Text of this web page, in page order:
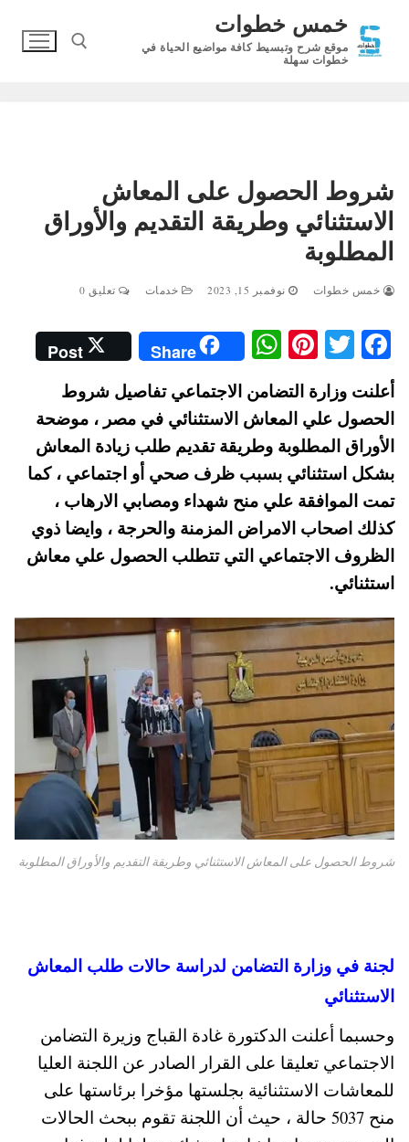
المحتوى
خمس خطوات
موقع شرح وتبسيط كافة مواضيع الحياة في
خطوات سهلة
شروط الحصول على المعاش
الاستثنائي وطريقة التقديم والأوراق
المطلوبة
خمس خطوات نوفمبر 15, 2023 خدمات تعليق 0
Fa
bo
ok
T
wi
tte
r
Pi
nt
er
es
t
W
ha
ts
A
pp
Share
Post
أعلنت وزارة التضامن الاجتماعي تفاصيل شروط
الحصول علي المعاش الاستثنائي في مصر ، موضحة
الأوراق المطلوبة وطريقة تقديم طلب زيادة المعاش
بشكل استثنائي بسبب ظرف صحي أو اجتماعي ، كما
تمت الموافقة علي منح شهداء ومصابي الارهاب ،
كذلك اصحاب الامراض المزمنة والحرجة ، وايضا ذوي
الظروف الاجتماعي التي تتطلب الحصول علي معاش
استثنائي.
شروط الحصول على المعاش الاستثنائي وطريقة التقديم والأوراق المطلوبة
لجنة في وزارة التضامن لدراسة حالات طلب المعاش
الاستثنائي
وحسبما أعلنت الدكتورة غادة القباج وزيرة التضامن
الاجتماعي تعليقا على القرار الصادر عن اللجنة العليا
للمعاشات الاستثنائية بجلستها مؤخرا برئاستها على
منح 5037 حالة ، حيث أن اللجنة تقوم ببحث الحالات